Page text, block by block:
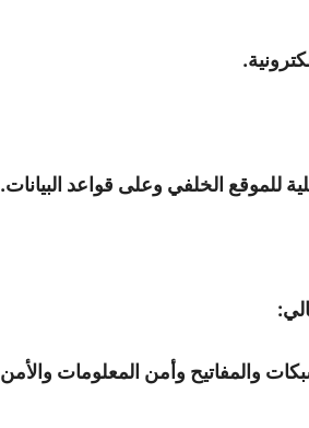
للموقع الخلفي وعلى قواعد البيانات.
والمفاتيح وأمن المعلومات والأمن